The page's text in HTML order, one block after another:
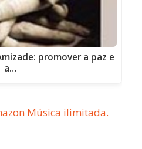
promover a paz e
a…
Música ilimitada.